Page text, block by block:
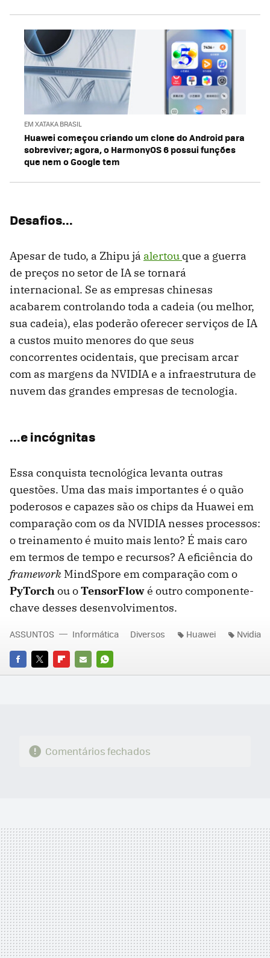
EM XATAKA BRASIL
Huawei começou criando um clone do Android para
sobreviver; agora, o HarmonyOS 6 possui funções
que nem o Google tem
Desafios...
Apesar de tudo, a Zhipu já alertou que a guerra
de preços no setor de IA se tornará
internacional. Se as empresas chinesas
acabarem controlando toda a cadeia (ou melhor,
sua cadeia), elas poderão oferecer serviços de IA
a custos muito menores do que seus
concorrentes ocidentais, que precisam arcar
com as margens da NVIDIA e a infraestrutura de
nuvem das grandes empresas de tecnologia.
...e incógnitas
Essa conquista tecnológica levanta outras
questões. Uma das mais importantes é o quão
poderosos e capazes são os chips da Huawei em
comparação com os da NVIDIA nesses processos:
o treinamento é muito mais lento? É mais caro
em termos de tempo e recursos? A eficiência do
framework MindSpore em comparação com o
PyTorchou oTensorFlowé outro componente-
chave desses desenvolvimentos.
FACEBOOK
TWITTERFLIPBOARD
E-
WHATSAPP
ASSUNTOS Informática Diversos Huawei Nvidia
Comentários fechados